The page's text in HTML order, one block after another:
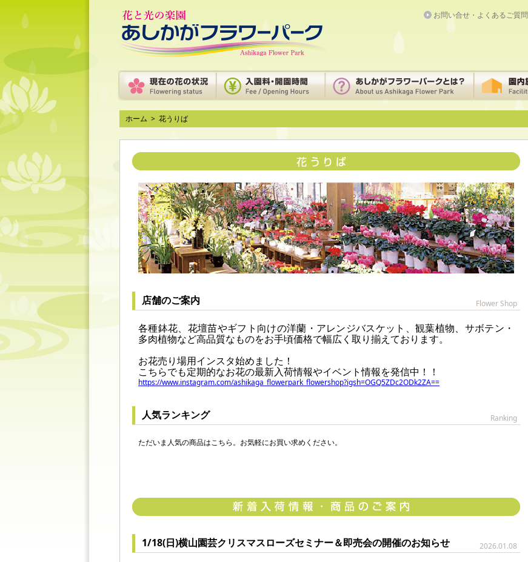
お問い合せ・よくあるご質問
ホーム > 花うりば
Flower Shop
店舗のご案内
各種鉢花、花壇苗やギフト向けの洋蘭・アレンジバスケット、観葉植物、サボテン・
多肉植物など高品質なものをお手頃価格で幅広く取り揃えております。
お花売り場用インスタ始めました！
こちらでも定期的なお花の最新入荷情報やイベント情報を発信中！！
https://www.instagram.com/ashikaga_flowerpark_flowershop?igsh=OGQ5ZDc2ODk2ZA==
Ranking
人気ランキング
ただいま人気の商品はこちら。お気軽にお買い求めください。
2026.01.08
1/18(日)横山園芸クリスマスローズセミナー＆即売会の開催のお知らせ